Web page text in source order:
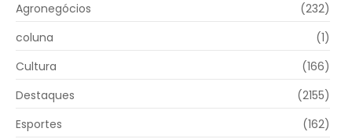
Agronegócios
(232)
coluna
(1)
Cultura
(166)
Destaques
(2155)
Esportes
(162)